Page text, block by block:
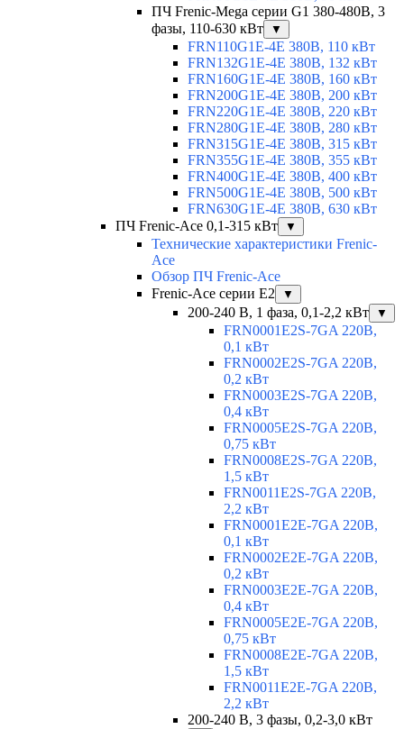
ПЧ Frenic-Mega серии G1 380-480В, 3
фазы, 110-630 кВт
▼
FRN110G1E-4E 380В, 110 кВт
FRN132G1E-4E 380В, 132 кВт
FRN160G1E-4E 380В, 160 кВт
FRN200G1E-4E 380В, 200 кВт
FRN220G1E-4E 380В, 220 кВт
FRN280G1E-4E 380В, 280 кВт
FRN315G1E-4E 380В, 315 кВт
FRN355G1E-4E 380В, 355 кВт
FRN400G1E-4E 380В, 400 кВт
FRN500G1E-4E 380В, 500 кВт
FRN630G1E-4E 380В, 630 кВт
ПЧ Frenic-Ace 0,1-315 кВт
▼
Технические характеристики Frenic-
Ace
Обзор ПЧ Frenic-Ace
Frenic-Ace серии E2
▼
200-240 В, 1 фаза, 0,1-2,2 кВт ▼
FRN0001E2S-7GA 220В,
0,1 кВт
FRN0002E2S-7GA 220В,
0,2 кВт
FRN0003E2S-7GA 220В,
0,4 кВт
FRN0005E2S-7GA 220В,
0,75 кВт
FRN0008E2S-7GA 220В,
1,5 кВт
FRN0011E2S-7GA 220В,
2,2 кВт
FRN0001E2E-7GA 220В,
0,1 кВт
FRN0002E2E-7GA 220В,
0,2 кВт
FRN0003E2E-7GA 220В,
0,4 кВт
FRN0005E2E-7GA 220В,
0,75 кВт
FRN0008E2E-7GA 220В,
1,5 кВт
FRN0011E2E-7GA 220В,
2,2 кВт
200-240 В, 3 фазы, 0,2-3,0 кВт